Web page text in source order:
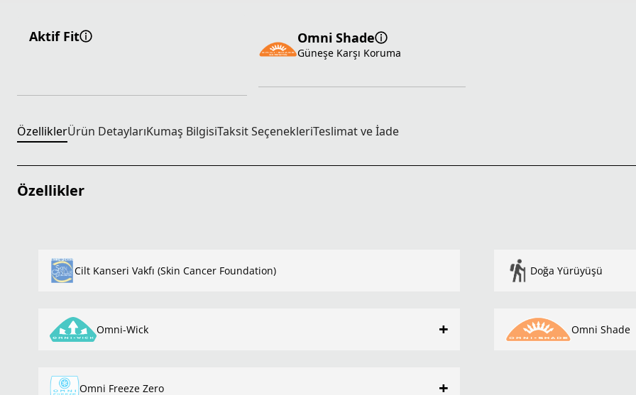
Aktif Fit Omni Shade
Güneşe Karşı Koruma
ÖzelliklerÜrün DetaylarıKumaş BilgisiTaksit SeçenekleriTeslimat ve İade
Özellikler
Cilt Kanseri Vakfı (Skin Cancer Foundation) Doğa Yürüyüşü
Omni-Wick + Omni Shade
Omni Freeze Zero +